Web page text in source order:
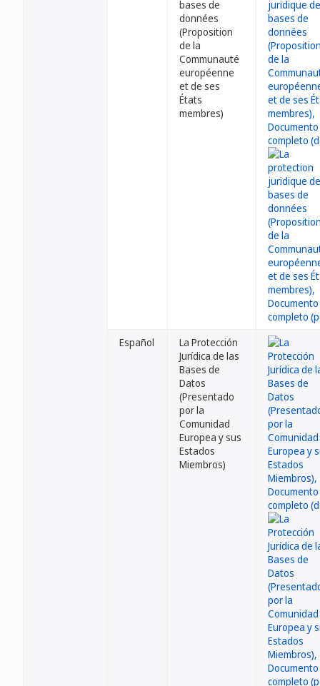
bases de
données
(Proposition
de la
Communauté
européenne
et de ses
États
membres)
Español
La Protección
Jurídica de las
Bases de
Datos
(Presentado
por la
Comunidad
Europea y sus
Estados
Miembros)